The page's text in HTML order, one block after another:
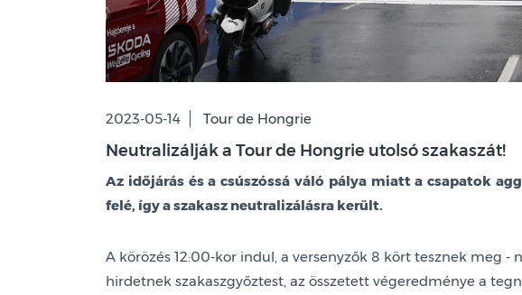
2023-05-14 Tour de Hongrie
Neutralizálják a Tour de Hongrie utolsó szakaszát!
Az időjárás és a csúszóssá váló pálya miatt a csapatok
felé, így a szakasz neutralizálásra került.
A körözés 12:00-kor indul, a versenyzők 8 kört tesznek meg -
hirdetnek szakaszgyőztest, az összetett végeredménye a